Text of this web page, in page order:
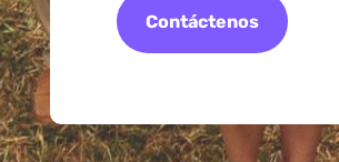
Contáctenos